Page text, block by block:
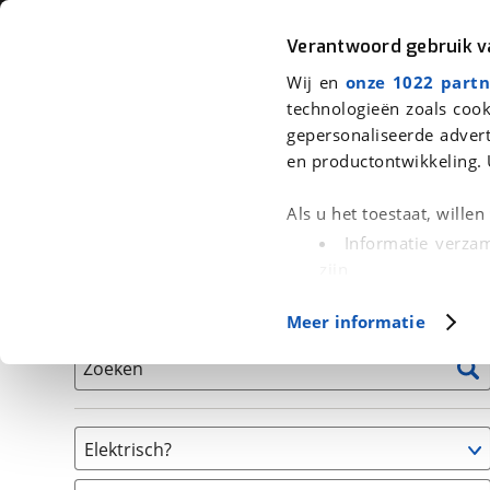
Verantwoord gebruik
Wij en onze 1022
technologieën zoals
gepersonaliseerde
en productontwikkeling.
Als u het toestaat, willen
Informatie
(fingerprinting)
in. U
Cookieverklaring.
Met cookies en
Functionele cookies
Meer informatie
Auto Fiets Motor
We hebben 0 fietsen voor je
Zoeken
Elektrisch?
Niet elektrisch (0)